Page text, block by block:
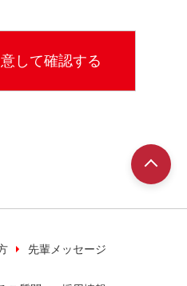
せなど、当社が対応して
先輩メッセージ